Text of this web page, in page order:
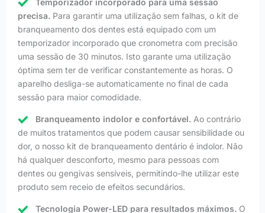
Temporizador incorporado para uma sessão
precisa. Para garantir uma utilização sem falhas, o kit de
branqueamento dos dentes está equipado com um
temporizador incorporado que cronometra com precisão
uma sessão de 30 minutos. Isto garante uma utilização
óptima sem ter de verificar constantemente as horas. O
aparelho desliga-se automaticamente no final de cada
sessão para maior comodidade.
Branqueamento indolor e confortável. Ao contrário
de muitos tratamentos que podem causar sensibilidade ou
dor, o nosso kit de branqueamento dentário é indolor. Não
há qualquer desconforto, mesmo para pessoas com
dentes ou gengivas sensíveis, permitindo-lhe utilizar este
produto sem receio de efeitos secundários.
Tecnologia Power-LED para resultados máximos. O